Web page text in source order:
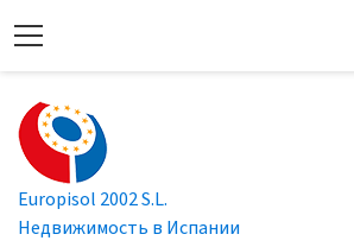
Europisol 2002 S.L.
Недвижимость в Испании